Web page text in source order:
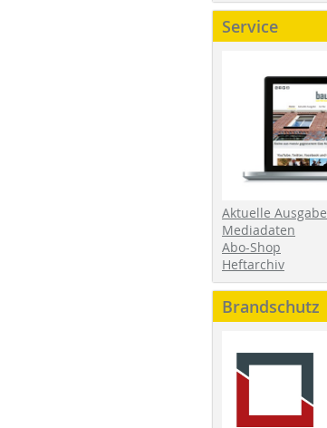
Service
Aktuelle Ausgabe
Mediadaten
Abo-Shop
Heftarchiv
Brandschutz